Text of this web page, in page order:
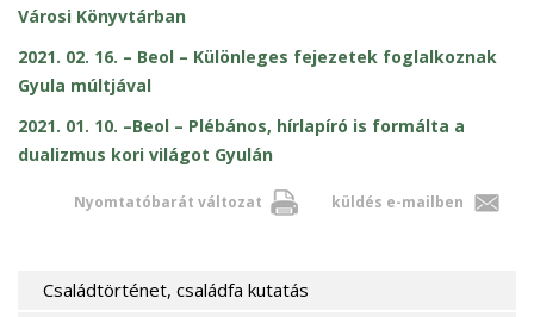
Városi Könyvtárban
2021. 02. 16. – Beol – Különleges fejezetek foglalkoznak
Gyula múltjával
2021. 01. 10. –Beol – Plébános, hírlapíró is formálta a
dualizmus kori világot Gyulán
Nyomtatóbarát változat küldés e-mailben
Családtörténet, családfa kutatás